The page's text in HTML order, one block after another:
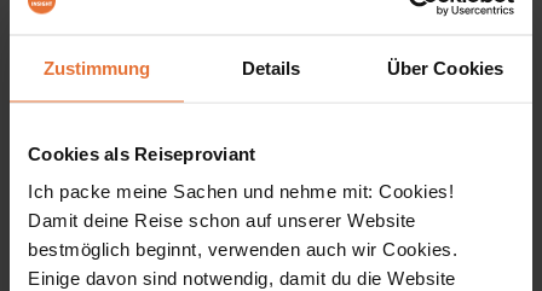
Zustimmung Details Über Cookies
Cookies als Reiseproviant
Ich packe meine Sachen und nehme mit: Cookies!
Damit deine Reise schon auf unserer Website
bestmöglich beginnt, verwenden auch wir Cookies.
Einige davon sind notwendig, damit du die Website
Transportmittel vor Ort
Fluginformationen
Länderinformation